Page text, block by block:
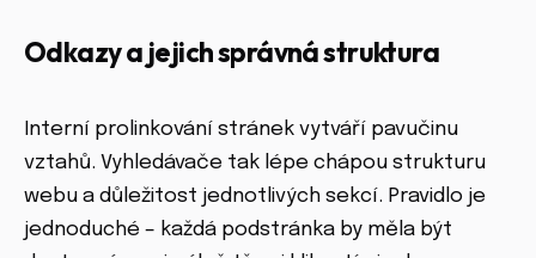
Odkazy a jejich správná struktura
Interní prolinkování stránek vytváří pavučinu
vztahů. Vyhledávače tak lépe chápou strukturu
webu a důležitost jednotlivých sekcí. Pravidlo je
jednoduché – každá podstránka by měla být